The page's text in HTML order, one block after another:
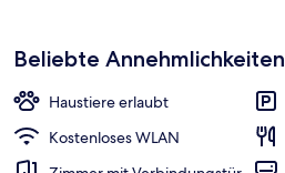
Beliebte Annehmlichkeiten
Haustiere erlaubt
Kostenloses WLAN